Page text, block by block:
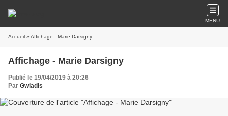
MENU
Accueil » Affichage - Marie Darsigny
Affichage - Marie Darsigny
Publié le 19/04/2019 à 20:26
Par Gwladis